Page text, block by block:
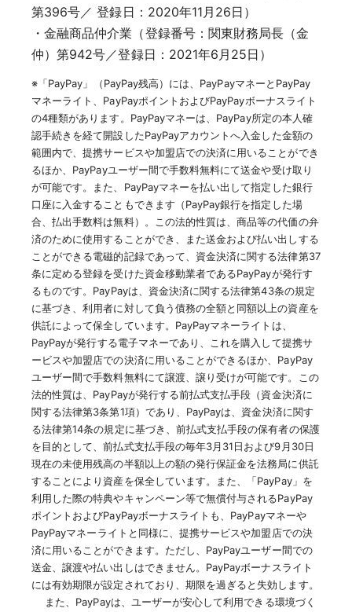
第396号／ 登録日：2020年11月26日）
・金融商品仲介業（登録番号：関東財務局長（金
仲）第942号／登録日：2021年6月25日）
※「PayPay」（PayPay残高）には、PayPayマネーとPayPay
マネーライト、PayPayポイントおよびPayPayボーナスライト
の4種類があります。PayPayマネーは、PayPay所定の本人確
認手続きを経て開設したPayPayアカウントへ入金した金額の
範囲内で、提携サービスや加盟店での決済に用いることができ
るほか、PayPayユーザー間で手数料無料にて送金や受け取り
が可能です。また、PayPayマネーを払い出して指定した銀行
口座に入金することもできます（PayPay銀行を指定した場
合、払出手数料は無料）。この法的性質は、商品等の代価の弁
済のために使用することができ、また送金および払い出しする
ことができる電磁的記録であって、資金決済に関する法律第37
条に定める登録を受けた資金移動業者であるPayPayが発行す
るものです。PayPayは、資金決済に関する法律第43条の規定
に基づき、利用者に対して負う債務の全額と同額以上の資産を
供託によって保全しています。PayPayマネーライトは、
PayPayが発行する電子マネーであり、これを購入して提携サ
ービスや加盟店での決済に用いることができるほか、PayPay
ユーザー間で手数料無料にて譲渡、譲り受けが可能です。この
法的性質は、PayPayが発行する前払式支払手段（資金決済に
関する法律第3条第1項）であり、PayPayは、資金決済に関す
る法律第14条の規定に基づき、前払式支払手段の保有者の保護
を目的として、前払式支払手段の毎年3月31日および9月30日
現在の未使用残高の半額以上の額の発行保証金を法務局に供託
することにより資産を保全しています。また、「PayPay」を
利用した際の特典やキャンペーン等で無償付与されるPayPay
ポイントおよびPayPayボーナスライトも、PayPayマネーや
PayPayマネーライトと同様に、提携サービスや加盟店での決
済に用いることができます。ただし、PayPayユーザー間での
送金、譲渡や払い出しはできません。PayPayボーナスライト
には有効期限が設定されており、期限を過ぎると失効します。
また、PayPayは、ユーザーが安心して利用できる環境づく